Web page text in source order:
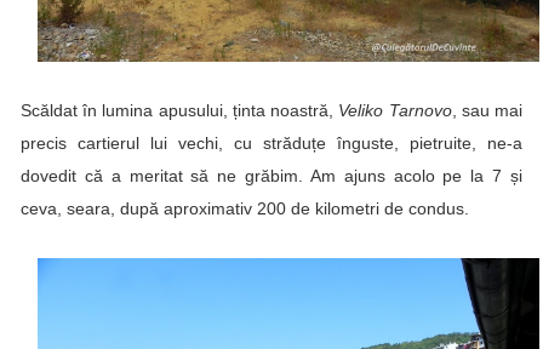
Scăldat în lumina apusului, ținta noastră, Veliko Tarnovo, sau mai
precis cartierul lui vechi, cu străduțe înguste, pietruite, ne-a
dovedit că a meritat să ne grăbim. Am ajuns acolo pe la 7 și
ceva, seara, după aproximativ 200 de kilometri de condus.